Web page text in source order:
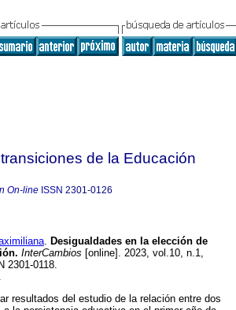
de la Educación
On-line ISSN 2301-0126
. Desigualdades en la elección de
InterCambios [online]. 2023, vol.10, n.1,
2301-0118.
.
resultados del estudio de la relación entre dos